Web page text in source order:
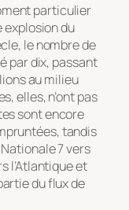
particulier
explosion du
le nombre de
par dix, passant
au milieu
elles, n’ont pas
sont encore
tandis
7 vers
l’Atlantique et
du flux de